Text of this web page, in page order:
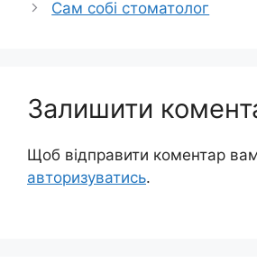
Сам собі стоматолог
Залишити
Щоб відправити коментар
авторизуватись.